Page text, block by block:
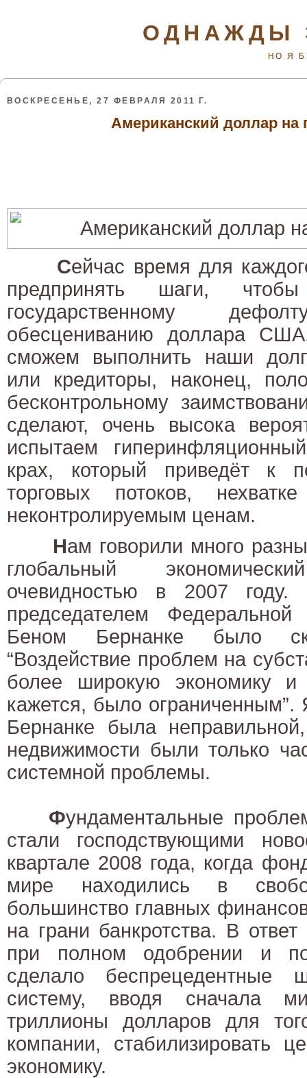
ОДНАЖДЫ
НО Я
ВОСКРЕСЕНЬЕ, 27 ФЕВРАЛЯ 2011 Г.
Американский доллар на
Сейчас время для
предпринять шаги,
государственному
обесцениванию доллара
сможем выполнить наши
или кредиторы, наконец,
бесконтрольному
сделают, очень высока
испытаем
крах, который приведёт к
торговых потоков,
неконтролируемым ценам.
Нам говорили много
глобальный
очевидностью в 2007
председателем
Беном Бернанке было
“Воздействие проблем на
более широкую экономику
кажется, было ограниченным”.
Бернанке была
недвижимости были только
системной проблемы.
Фундаментальные
стали господствующими
квартале 2008 года, когда
мире находились в
большинство главных
на грани банкротства. В
при полном одобрении и
сделало беспрецедентные
систему, вводя сначала
триллионы долларов для
компании, стабилизировать
экономику.